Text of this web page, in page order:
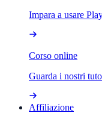
Impara a usare
Corso online
Guarda i nostri
Affiliazione